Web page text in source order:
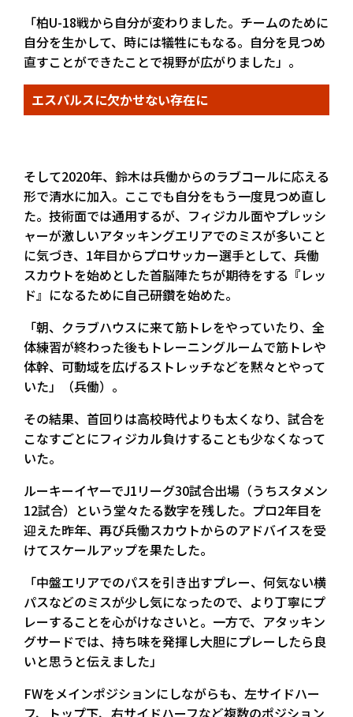
「柏U-18戦から自分が変わりました。チームのために
自分を生かして、時には犠牲にもなる。自分を見つめ
直すことができたことで視野が広がりました」。
エスパルスに欠かせない存在に
そして2020年、鈴木は兵働からのラブコールに応える
形で清水に加入。ここでも自分をもう一度見つめ直し
た。技術面では通用するが、フィジカル面やプレッシ
ャーが激しいアタッキングエリアでのミスが多いこと
に気づき、1年目からプロサッカー選手として、兵働
スカウトを始めとした首脳陣たちが期待をする『レッ
ド』になるために自己研鑽を始めた。
「朝、クラブハウスに来て筋トレをやっていたり、全
体練習が終わった後もトレーニングルームで筋トレや
体幹、可動域を広げるストレッチなどを黙々とやって
いた」（兵働）。
その結果、首回りは高校時代よりも太くなり、試合を
こなすごとにフィジカル負けすることも少なくなって
いた。
ルーキーイヤーでJ1リーグ30試合出場（うちスタメン
12試合）という堂々たる数字を残した。プロ2年目を
迎えた昨年、再び兵働スカウトからのアドバイスを受
けてスケールアップを果たした。
「中盤エリアでのパスを引き出すプレー、何気ない横
パスなどのミスが少し気になったので、より丁寧にプ
レーすることを心がけなさいと。一方で、アタッキン
グサードでは、持ち味を発揮し大胆にプレーしたら良
いと思うと伝えました」
FWをメインポジションにしながらも、左サイドハー
フ、トップ下、右サイドハーフなど複数のポジション